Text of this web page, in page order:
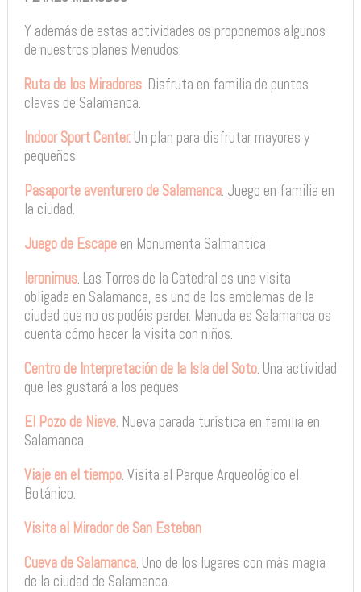
Y además de estas actividades os proponemos algunos
de nuestros planes Menudos:
Ruta de los Miradores. Disfruta en familia de puntos
claves de Salamanca.
Indoor Sport Center.Un plan para disfrutar mayores y
pequeños
Pasaporte aventurero de Salamanca. Juego en familia en
la ciudad.
Juego de Escapeen Monumenta Salmantica
Ieronimus. Las Torres de la Catedral es una visita
obligada en Salamanca, es uno de los emblemas de la
ciudad que no os podéis perder. Menuda es Salamanca os
cuenta cómo hacer la visita con niños.
Centro de Interpretación de la Isla del Soto. Una actividad
que les gustará a los peques.
El Pozo de Nieve. Nueva parada turística en familia en
Salamanca.
Viaje en el tiempo. Visita al Parque Arqueológico el
Botánico.
Visita al Mirador de San Esteban
Cueva de Salamanca. Uno de los lugares con más magia
de la ciudad de Salamanca.